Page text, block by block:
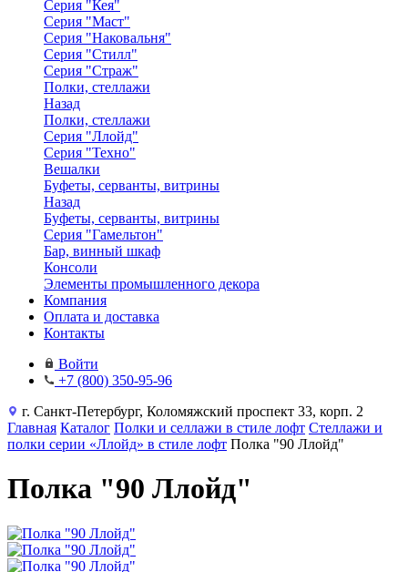
Серия "Кея"
Серия "Маст"
Серия "Наковальня"
Серия "Стилл"
Серия "Страж"
Полки, стеллажи
Назад
Полки, стеллажи
Серия "Ллойд"
Серия "Техно"
Вешалки
Буфеты, серванты, витрины
Назад
Буфеты, серванты, витрины
Серия "Гамельтон"
Бар, винный шкаф
Консоли
Элементы промышленного декора
Компания
Оплата и доставка
Контакты
Войти
+7 (800) 350-95-96
г. Санкт-Петербург, Коломяжский проспект 33, корп. 2
Главная Каталог Полки и селлажи в стиле лофт Стеллажи и
полки серии «Ллойд» в стиле лофт Полка "90 Ллойд"
Полка "90 Ллойд"